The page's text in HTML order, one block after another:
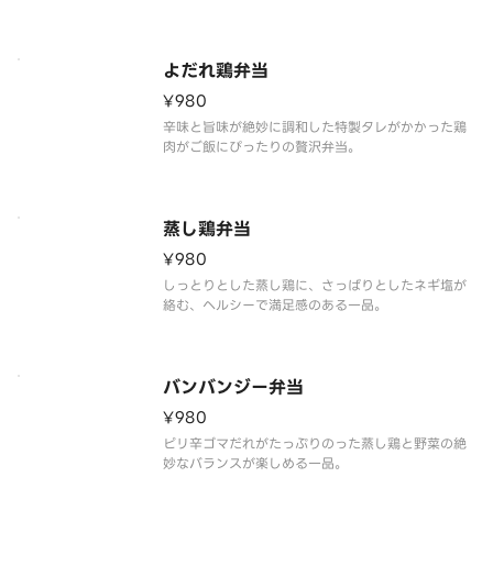
よだれ鶏弁当
¥980
辛味と旨味が絶妙に調和した特製タレがかかった鶏
肉がご飯にぴったりの贅沢弁当。
蒸し鶏弁当
¥980
しっとりとした蒸し鶏に、さっぱりとしたネギ塩が
絡む、ヘルシーで満足感のある一品。
バンバンジー弁当
¥980
ピリ辛ゴマだれがたっぷりのった蒸し鶏と野菜の絶
妙なバランスが楽しめる一品。